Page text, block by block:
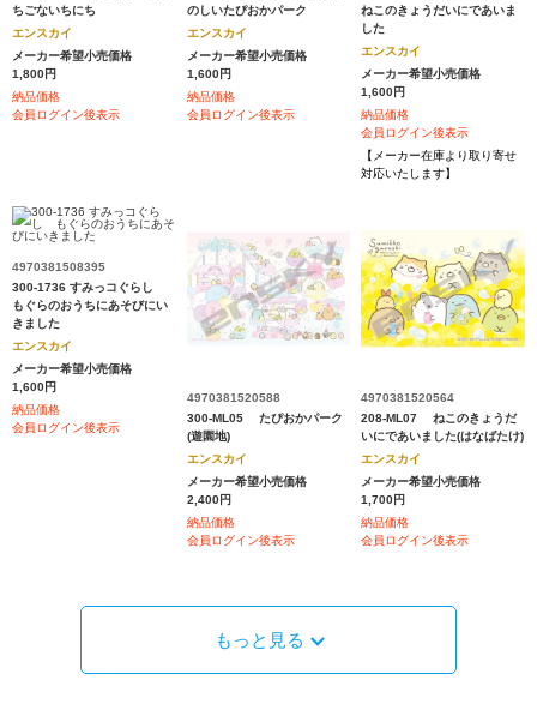
ちごないちにち
エンスカイ
メーカー希望小売価格
1,800円
納品価格
会員ログイン後表示
のしいたぴおかパーク
エンスカイ
メーカー希望小売価格
1,600円
納品価格
会員ログイン後表示
ねこのきょうだいにであいま
した
エンスカイ
メーカー希望小売価格
1,600円
納品価格
会員ログイン後表示
【メーカー在庫より取り寄せ
対応いたします】
4970381508395
300-1736 すみっコぐらし
もぐらのおうちにあそびにい
きました
エンスカイ
メーカー希望小売価格
1,600円
納品価格
会員ログイン後表示
4970381520588
300-ML05 たぴおかパーク
(遊園地)
エンスカイ
メーカー希望小売価格
2,400円
納品価格
会員ログイン後表示
4970381520564
208-ML07 ねこのきょうだ
いにであいました(はなばたけ)
エンスカイ
メーカー希望小売価格
1,700円
納品価格
会員ログイン後表示
もっと見る